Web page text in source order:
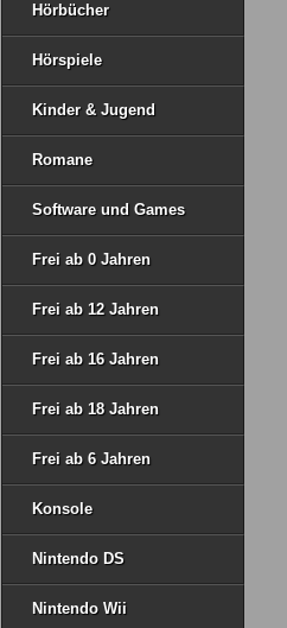
Hörbücher
Hörspiele
Kinder & Jugend
Romane
Software und Games
Frei ab 0 Jahren
Frei ab 12 Jahren
Frei ab 16 Jahren
Frei ab 18 Jahren
Frei ab 6 Jahren
Konsole
Nintendo DS
Nintendo Wii